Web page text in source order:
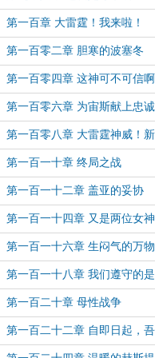
第一百章 大雷霆！我来啦！
第一百零二章 胆寒的波塞冬
第一百零四章 这神可不可信啊
第一百零六章 为宙斯献上忠诚
第一百零八章 大雷霆神威！
界！
第一百一十章 终局之战
第一百一十二章 盖亚的妥协
第一百一十四章 又是两位女神
第一百一十六章 生闷气的万
第一百一十八章 我们遵守的
的秩序！
第一百二十章 母性战争
第一百二十二章 自即日起，